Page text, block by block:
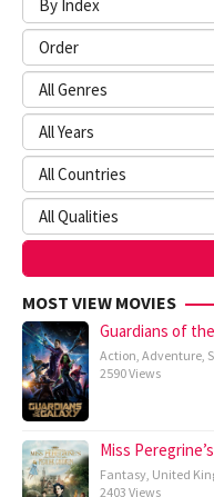
MOST VIEW MOVIES
Guardians of
Action, Adventure,
2590 Views
Miss
Fantasy, United
2403 Views